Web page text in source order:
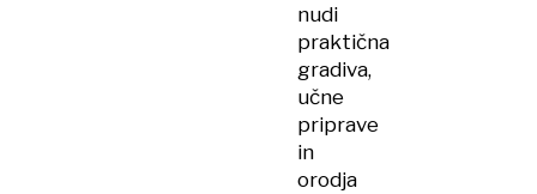
nudi
praktična
gradiva,
učne
priprave
in
orodja